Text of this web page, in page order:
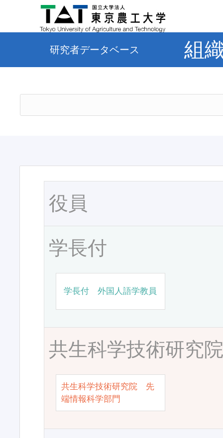
研究者データベース 組
役員
学長付
学長付 外国人語学教員
共生科学技術研究
共生科学技術研究院 先
端情報科学部門